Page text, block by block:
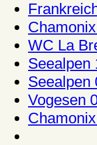
WC La
Seealpen
Seealpen
Vogesen